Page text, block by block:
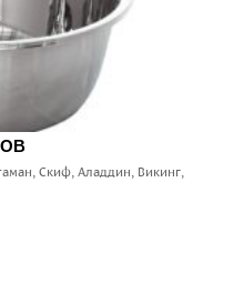
Скиф, Аладдин, Викинг,